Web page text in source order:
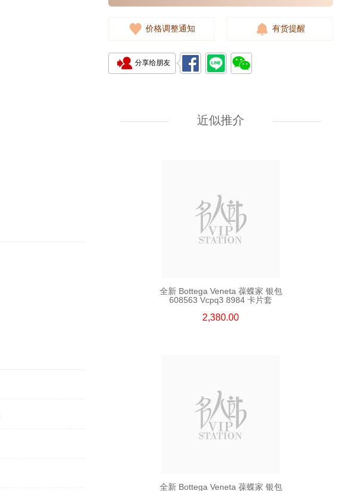
价格调整通知 有货提醒
分享给朋友
近似推介
短身折叠款银包
2,380.00
全新 Bottega Veneta 葆蝶家 银包
608563 Vcpq3 8984 卡片套
2,380.00
全新 Bottega Veneta 葆蝶家 银包